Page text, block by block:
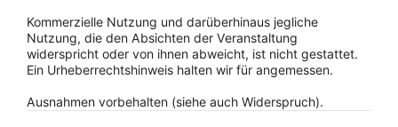
Kommerzielle Nutzung und darüberhinaus jegliche
Nutzung, die den Absichten der Veranstaltung
widerspricht oder von ihnen abweicht, ist nicht gestattet.
Ein Urheberrechtshinweis halten wir für angemessen.
Ausnahmen vorbehalten (siehe auch Widerspruch).